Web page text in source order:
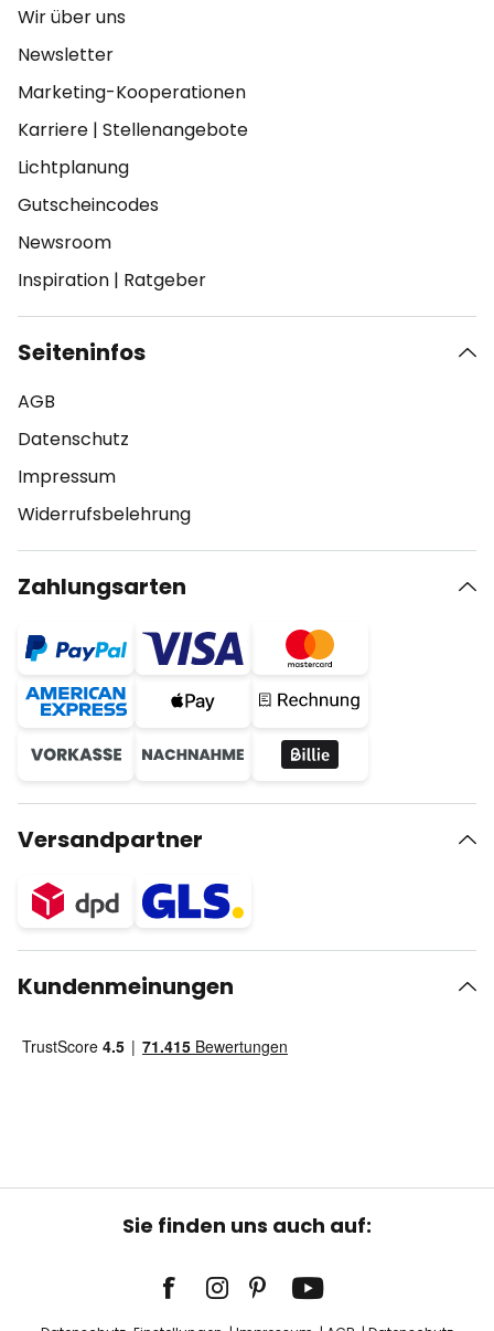
Wir über uns
Newsletter
Marketing-Kooperationen
Karriere | Stellenangebote
Lichtplanung
Gutscheincodes
Newsroom
Inspiration | Ratgeber
Seiteninfos
AGB
Datenschutz
Impressum
Widerrufsbelehrung
Zahlungsarten
Versandpartner
Kundenmeinungen
Sie finden uns auch auf: